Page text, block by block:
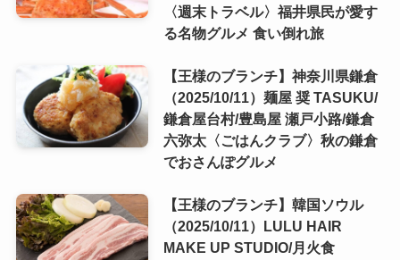
〈週末トラベル〉福井県民が愛す
る名物グルメ 食い倒れ旅
【王様のブランチ】神奈川県鎌倉
（2025/10/11）麺屋 奨 TASUKU/
鎌倉屋台村/豊島屋 瀬戸小路/鎌倉
六弥太〈ごはんクラブ〉秋の鎌倉
でおさんぽグルメ
【王様のブランチ】韓国ソウル
（2025/10/11）LULU HAIR
MAKE UP STUDIO/月火食